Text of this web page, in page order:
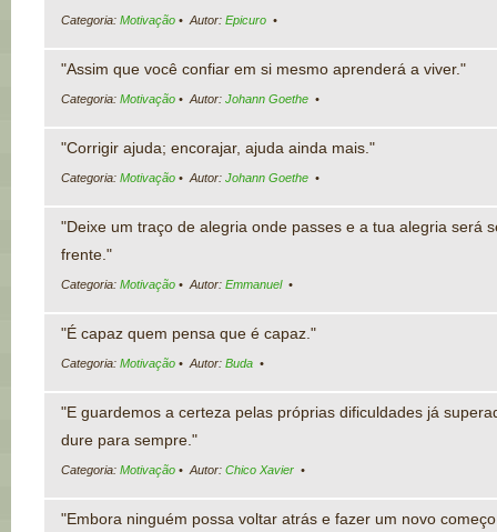
Categoria: Motivação • Autor: Epicuro •
"Assim que você confiar em si mesmo aprenderá a viver."
Categoria: Motivação • Autor: Johann Goethe •
"Corrigir ajuda; encorajar, ajuda ainda mais."
Categoria: Motivação • Autor: Johann Goethe •
"Deixe um traço de alegria onde passes e a tua alegria será
frente."
Categoria: Motivação • Autor: Emmanuel•
"É capaz quem pensa que é capaz."
Categoria: Motivação • Autor: Buda •
"E guardemos a certeza pelas próprias dificuldades já
dure para sempre."
Categoria: Motivação • Autor: Chico Xavier •
"Embora ninguém possa voltar atrás e fazer um novo